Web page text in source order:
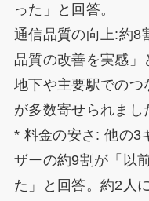
った」と回答。
通信品質の向上:約8
品質の改善を実感
地下や主要駅でのつ
が多数寄せられまし
* 料金の安さ: 他の3
ザーの約9割が「以
た」と回答。約2人